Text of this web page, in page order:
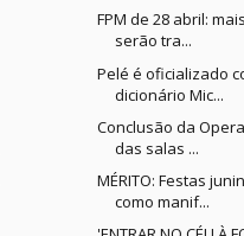
FPM de 28 abril:
serão tra...
Pelé é oficializado
dicionário Mic...
Conclusão da
das salas ...
MÉRITO: Festas
como manif...